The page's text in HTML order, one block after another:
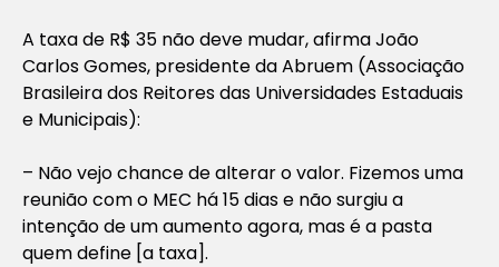
A taxa de R$ 35 não deve mudar, afirma João
Carlos Gomes, presidente da Abruem (Associação
Brasileira dos Reitores das Universidades Estaduais
e Municipais):
– Não vejo chance de alterar o valor. Fizemos uma
reunião com o MEC há 15 dias e não surgiu a
intenção de um aumento agora, mas é a pasta
quem define [a taxa].